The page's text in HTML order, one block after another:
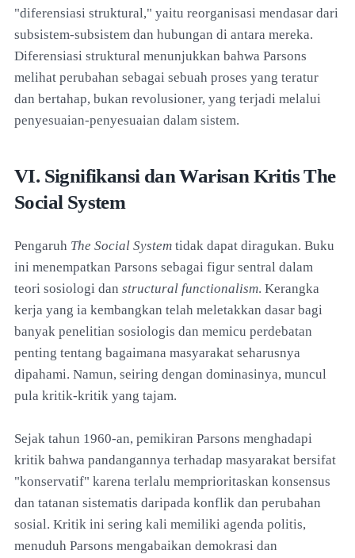
"diferensiasi struktural," yaitu reorganisasi mendasar dari
subsistem-subsistem dan hubungan di antara mereka.
Diferensiasi struktural menunjukkan bahwa Parsons
melihat perubahan sebagai sebuah proses yang teratur
dan bertahap, bukan revolusioner, yang terjadi melalui
penyesuaian-penyesuaian dalam sistem.
VI. Signifikansi dan Warisan Kritis The
Social System
Pengaruh The Social System tidak dapat diragukan. Buku
ini menempatkan Parsons sebagai figur sentral dalam
teori sosiologi dan structural functionalism. Kerangka
kerja yang ia kembangkan telah meletakkan dasar bagi
banyak penelitian sosiologis dan memicu perdebatan
penting tentang bagaimana masyarakat seharusnya
dipahami. Namun, seiring dengan dominasinya, muncul
pula kritik-kritik yang tajam.
Sejak tahun 1960-an, pemikiran Parsons menghadapi
kritik bahwa pandangannya terhadap masyarakat bersifat
"konservatif" karena terlalu memprioritaskan konsensus
dan tatanan sistematis daripada konflik dan perubahan
sosial. Kritik ini sering kali memiliki agenda politis,
menuduh Parsons mengabaikan demokrasi dan